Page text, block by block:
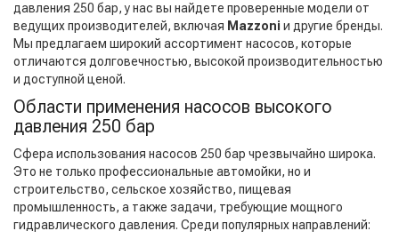
давления 250 бар, у нас вы найдете проверенные модели от
ведущих производителей, включая Mazzoni и другие бренды.
Мы предлагаем широкий ассортимент насосов, которые
отличаются долговечностью, высокой производительностью
и доступной ценой.
Области применения насосов высокого
давления 250 бар
Сфера использования насосов 250 бар чрезвычайно широка.
Это не только профессиональные автомойки, но и
строительство, сельское хозяйство, пищевая
промышленность, а также задачи, требующие мощного
гидравлического давления. Среди популярных направлений: